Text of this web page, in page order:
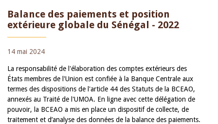
Balance des paiements et position
extérieure globale du Sénégal - 2022
14 mai 2024
La responsabilité de l'élaboration des comptes extérieurs des
États membres de l'Union est confiée à la Banque Centrale aux
termes des dispositions de l'article 44 des Statuts de la BCEAO,
annexés au Traité de l'UMOA. En ligne avec cette délégation de
pouvoir, la BCEAO a mis en place un dispositif de collecte, de
traitement et d’analyse des données de la balance des paiements.